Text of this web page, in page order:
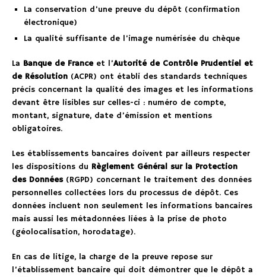
La conservation d’une preuve du dépôt (confirmation
électronique)
La qualité suffisante de l’image numérisée du chèque
La Banque de Franceet l’Autorité de Contrôle Prudentiel et
de Résolution (ACPR) ont établi des standards techniques
précis concernant la qualité des images et les informations
devant être lisibles sur celles-ci : numéro de compte,
montant, signature, date d’émission et mentions
obligatoires.
Les établissements bancaires doivent par ailleurs respecter
les dispositions du Règlement Général sur la Protection
des Données(RGPD) concernant le traitement des données
personnelles collectées lors du processus de dépôt. Ces
données incluent non seulement les informations bancaires
mais aussi les métadonnées liées à la prise de photo
(géolocalisation, horodatage).
En cas de litige, la charge de la preuve repose sur
l’établissement bancaire qui doit démontrer que le dépôt a